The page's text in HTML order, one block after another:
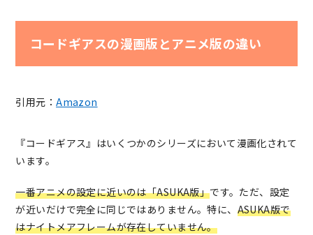
コードギアスの漫画版とアニメ版の違い
引用元：Amazon
『コードギアス』はいくつかのシリーズにおいて漫画化されて
います。
一番アニメの設定に近いのは「ASUKA版」です。ただ、設定
が近いだけで完全に同じではありません。特に、 ASUKA版で
はナイトメアフレームが存在していません。